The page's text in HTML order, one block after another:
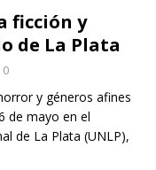
ficción y
de La Plata
0
y géneros afines
de mayo en el
de La Plata (UNLP),